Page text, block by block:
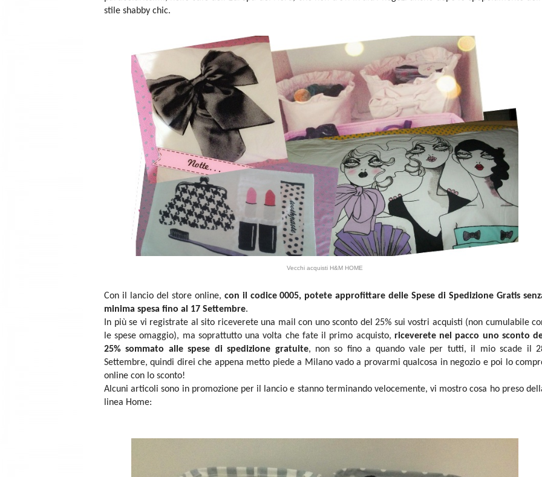
stile shabby chic.
Vecchi acquisti H&M HOME
Con il lancio del store online, con il codice 0005, potete approfittare delle Spese di Spedizione Gratis
minima spesa fino al 17 Settembre.
In più se vi registrate al sito riceverete una mail con uno sconto del 25% sui vostri acquisti (non cumulabile
le spese omaggio), ma soprattutto una volta che fate il primo acquisto, riceverete nel pacco uno sconto
25% sommato alle spese di spedizione gratuite, non so fino a quando vale per tutti, il mio scade il
Settembre, quindi direi che appena metto piede a Milano vado a provarmi qualcosa in negozio e poi lo
online con lo sconto!
Alcuni articoli sono in promozione per il lancio e stanno terminando velocemente, vi mostro cosa ho preso
linea Home: